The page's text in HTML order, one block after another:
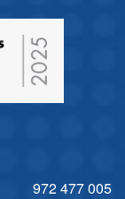
972 477 005